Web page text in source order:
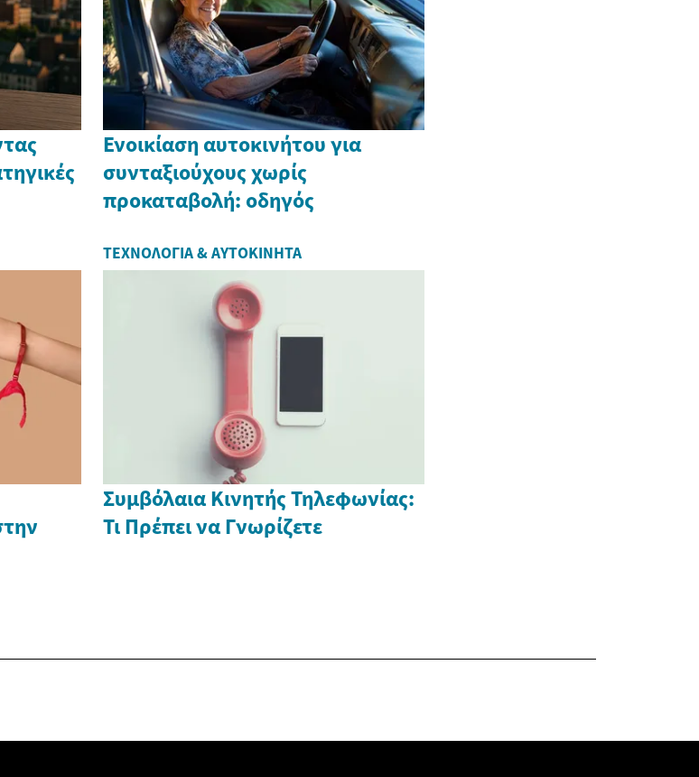
Ενοικίαση αυτοκινήτου για
συνταξιούχους χωρίς
προκαταβολή: οδηγός
ΤΕΧΝΟΛΟΓΊΑ & ΑΥΤΟΚΊΝΗΤΑ
Συμβόλαια Κινητής Τηλεφωνίας:
Τι Πρέπει να Γνωρίζετε